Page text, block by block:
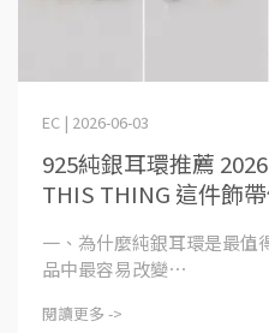
925純銀耳環推薦
THIS THING 這件飾
EC | 2026-06-03
一、為什麼純銀耳環是最值
品中最容易改變⋯
閱讀更多 ->